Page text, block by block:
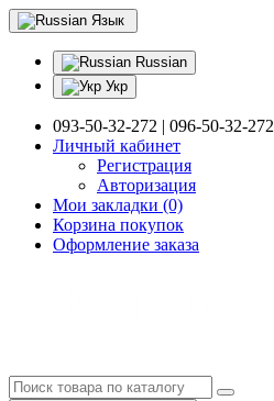
Язык
Russian
Укр
093-50-32-272 | 096-50-32-272
Личный кабинет
Регистрация
Авторизация
Мои закладки (0)
Корзина покупок
Оформление заказа